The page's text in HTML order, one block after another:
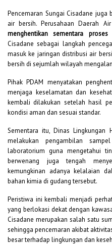
Pencemaran Sungai Cisadane
air bersih. Perusahaan Daerah
menghentikan sementara
Cisadane sebagai langkah
masuk ke jaringan distribusi air
bersih di sejumlah wilayah
Pihak PDAM menyatakan
menjaga keselamatan dan
kembali dilakukan setelah hasil
kondisi aman dan sesuai standar.
Sementara itu, Dinas Lingkungan
melakukan pengambilan
laboratorium guna mengetahui
berwenang juga tengah
kemungkinan adanya kelalaian
bahan kimia di gudang tersebut.
Peristiwa ini kembali menjadi
yang berlokasi dekat dengan
Cisadane merupakan salah satu
sehingga pencemaran akibat
besar terhadap lingkungan dan